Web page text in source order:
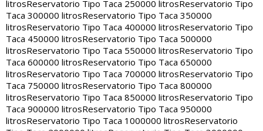
litrosReservatorio Tipo Taca 250000 litrosReservatorio Tipo
Taca 300000 litrosReservatorio Tipo Taca 350000
litrosReservatorio Tipo Taca 400000 litrosReservatorio Tipo
Taca 450000 litrosReservatorio Tipo Taca 500000
litrosReservatorio Tipo Taca 550000 litrosReservatorio Tipo
Taca 600000 litrosReservatorio Tipo Taca 650000
litrosReservatorio Tipo Taca 700000 litrosReservatorio Tipo
Taca 750000 litrosReservatorio Tipo Taca 800000
litrosReservatorio Tipo Taca 850000 litrosReservatorio Tipo
Taca 900000 litrosReservatorio Tipo Taca 950000
litrosReservatorio Tipo Taca 1000000 litrosReservatorio